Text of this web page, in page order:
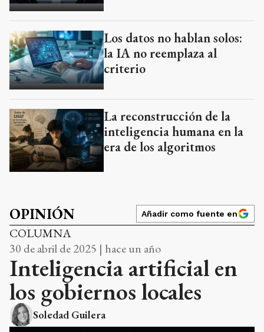
Los datos no hablan solos:
la IA no reemplaza al
criterio
La reconstrucción de la
inteligencia humana en la
era de los algoritmos
OPINIÓN Añadir como fuente en
COLUMNA
30 de abril de 2025 | hace un año
Inteligencia artificial en
los gobiernos locales
Soledad Guilera